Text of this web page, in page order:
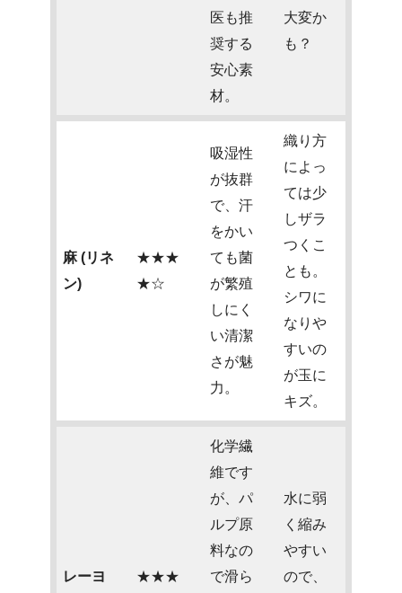
医も推
奨する
安心素
材。
大変か
も？
麻 (リネ
ン)
★★★
★☆
吸湿性
が抜群
で、汗
をかい
ても菌
が繁殖
しにく
い清潔
さが魅
力。
織り方
によっ
ては少
しザラ
つくこ
とも。
シワに
なりや
すいの
が玉に
キズ。
レーヨ
★★★
化学繊
維です
が、パ
ルプ原
料なの
で滑ら
水に弱
く縮み
やすい
ので、